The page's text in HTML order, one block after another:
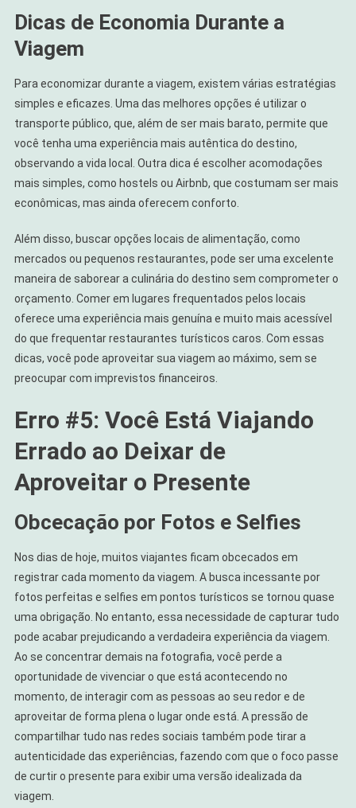
Dicas de Economia Durante a
Viagem
Para economizar durante a viagem, existem várias estratégias
simples e eficazes. Uma das melhores opções é utilizar o
transporte público, que, além de ser mais barato, permite que
você tenha uma experiência mais autêntica do destino,
observando a vida local. Outra dica é escolher acomodações
mais simples, como hostels ou Airbnb, que costumam ser mais
econômicas, mas ainda oferecem conforto.
Além disso, buscar opções locais de alimentação, como
mercados ou pequenos restaurantes, pode ser uma excelente
maneira de saborear a culinária do destino sem comprometer o
orçamento. Comer em lugares frequentados pelos locais
oferece uma experiência mais genuína e muito mais acessível
do que frequentar restaurantes turísticos caros. Com essas
dicas, você pode aproveitar sua viagem ao máximo, sem se
preocupar com imprevistos financeiros.
Erro #5: Você Está Viajando
Errado ao Deixar de
Aproveitar o Presente
Obcecação por Fotos e Selfies
Nos dias de hoje, muitos viajantes ficam obcecados em
registrar cada momento da viagem. A busca incessante por
fotos perfeitas e selfies em pontos turísticos se tornou quase
uma obrigação. No entanto, essa necessidade de capturar tudo
pode acabar prejudicando a verdadeira experiência da viagem.
Ao se concentrar demais na fotografia, você perde a
oportunidade de vivenciar o que está acontecendo no
momento, de interagir com as pessoas ao seu redor e de
aproveitar de forma plena o lugar onde está. A pressão de
compartilhar tudo nas redes sociais também pode tirar a
autenticidade das experiências, fazendo com que o foco passe
de curtir o presente para exibir uma versão idealizada da
viagem.